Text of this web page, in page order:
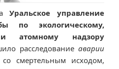
Уральское управление
по экологическому,
и атомному надзору
расследование аварии
со смертельным исходом,